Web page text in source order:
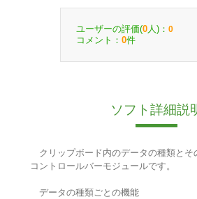
ユーザーの評価(0 人)： 0
コメント： 0件
ソフト詳細説
クリップボード内のデータの種類とそ
コントロールバーモジュールです。
データの種類ごとの機能